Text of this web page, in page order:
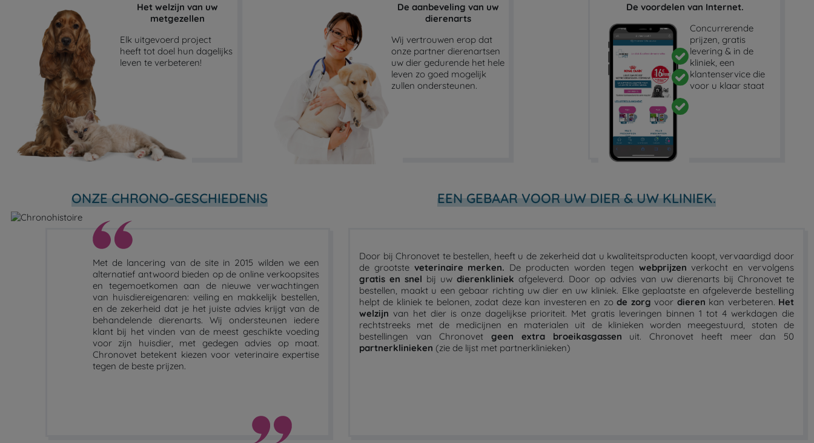
Het welzijn van uw
metgezellen
Elk uitgevoerd project
heeft tot doel hun dagelijks
leven te verbeteren!
De aanbeveling van uw
dierenarts
Wij vertrouwen erop dat
onze partner dierenartsen
uw dier gedurende het hele
leven zo goed mogelijk
zullen ondersteunen.
De voordelen van Internet.
Concurrerende
prijzen, gratis
levering & in de
kliniek, een
klantenservice die
voor u klaar staat
ONZE CHRONO-GESCHIEDENIS
Met de lancering van de site in 2015 wilden we een
alternatief antwoord bieden op de online verkoopsites
en tegemoetkomen aan de nieuwe verwachtingen
van huisdiereigenaren: veiling en makkelijk bestellen,
en de zekerheid dat je het juiste advies krijgt van de
behandelende dierenarts. Wij ondersteunen iedere
klant bij het vinden van de meest geschikte voeding
voor zijn huisdier, met gedegen advies op maat.
Chronovet betekent kiezen voor veterinaire expertise
tegen de beste prijzen.
EEN GEBAAR VOOR UW DIER & UW KLINIEK.
Door bij Chronovet te bestellen, heeft u de zekerheid dat u kwaliteitsproducten koopt, vervaardigd door
de grootste veterinaire merken. De producten worden tegen webprijzen verkocht en vervolgens
gratis en snel bij uwdierenkliniek afgeleverd. Door op advies van uw dierenarts bij Chronovet te
bestellen, maakt u een gebaar richting uw dier en uw kliniek. Elke geplaatste en afgeleverde bestelling
helpt de kliniek te belonen, zodat deze kan investeren en zode zorg voor dieren kan verbeteren. Het
welzijn van het dier is onze dagelijkse prioriteit. Met gratis leveringen binnen 1 tot 4 werkdagen die
rechtstreeks met de medicijnen en materialen uit de klinieken worden meegestuurd, stoten de
bestellingen van Chronovetgeen extra broeikasgassen uit. Chronovet heeft meer dan 50
partnerklinieken (zie de lijst met partnerklinieken)